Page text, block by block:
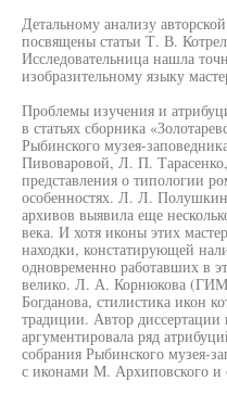
Детальному анализу
посвящены статьи Т. В.
Исследовательница нашла
изобразительному языку
Проблемы изучения и
в статьях сборника
Рыбинского музея-
Пивоваровой, Л. П.
представления о типологии
особенностях. Л. Л.
архивов выявила еще
века. И хотя иконы этих
находки, констатирующей
одновременно работавших в
велико. Л. А. Корнюкова
Богданова, стилистика икон
традиции. Автор диссертации
аргументировала ряд
собрания Рыбинского музея-
с иконами М. Архиповского и